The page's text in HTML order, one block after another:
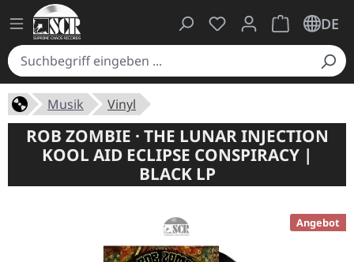
Du hast 0 Produkte
Warenkorb
DE
Musik Vinyl
ROB ZOMBIE · THE LUNAR INJECTION
KOOL AID ECLIPSE CONSPIRACY |
BLACK LP
Angebot